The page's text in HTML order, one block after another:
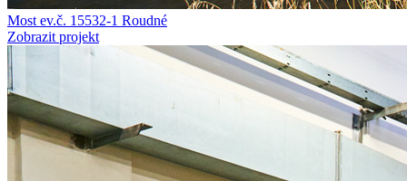
Most ev.č. 15532-1 Roudné
Zobrazit projekt